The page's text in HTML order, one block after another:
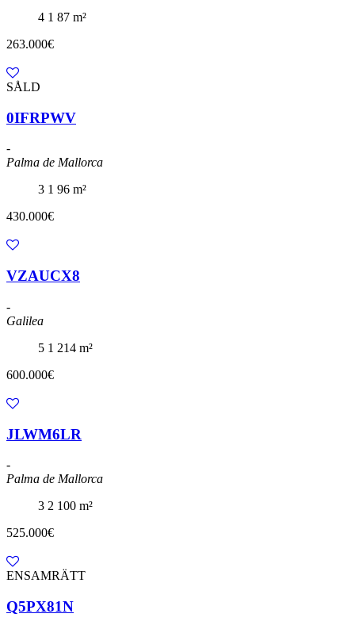
4 1 87 m²
263.000€
SÅLD
0IFRPWV
-
Palma de Mallorca
3 1 96 m²
430.000€
VZAUCX8
-
Galilea
5 1 214 m²
600.000€
JLWM6LR
-
Palma de Mallorca
3 2 100 m²
525.000€
ENSAMRÄTT
Q5PX81N